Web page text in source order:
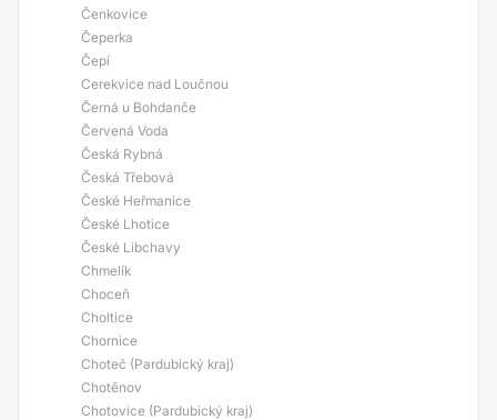
Čenkovice
Čeperka
Čepí
Cerekvice nad Loučnou
Černá u Bohdanče
Červená Voda
Česká Rybná
Česká Třebová
České Heřmanice
České Lhotice
České Libchavy
Chmelík
Choceň
Choltice
Chornice
Choteč (Pardubický kraj)
Chotěnov
Chotovice (Pardubický kraj)